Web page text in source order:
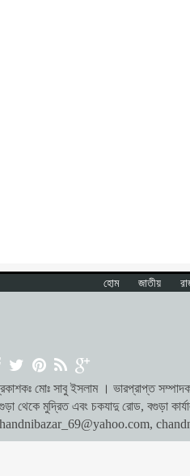
হোম জাতীয়
মোঃ সাবু ইসলাম । ভারপ্রাপ্ত
থেকে মুদ্রিত এবং চকযাদু রোড, বগুড়া
,